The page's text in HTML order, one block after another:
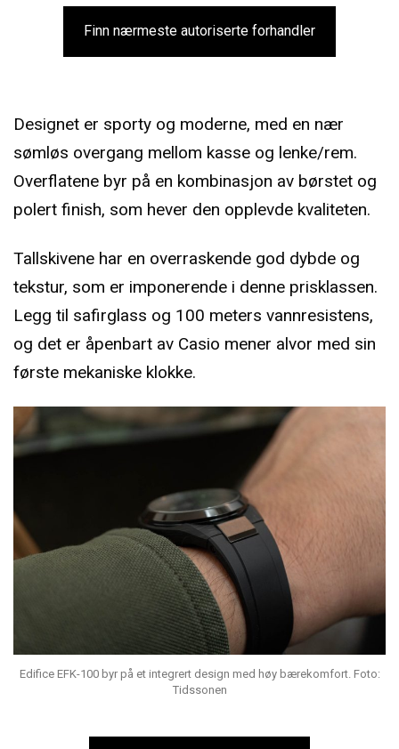
Finn nærmeste autoriserte forhandler
Designet er sporty og moderne, med en nær
sømløs overgang mellom kasse og lenke/rem.
Overflatene byr på en kombinasjon av børstet og
polert finish, som hever den opplevde kvaliteten.
Tallskivene har en overraskende god dybde og
tekstur, som er imponerende i denne prisklassen.
Legg til safirglass og 100 meters vannresistens,
og det er åpenbart av Casio mener alvor med sin
første mekaniske klokke.
Edifice EFK-100 byr på et integrert design med høy bærekomfort. Foto:
Tidssonen